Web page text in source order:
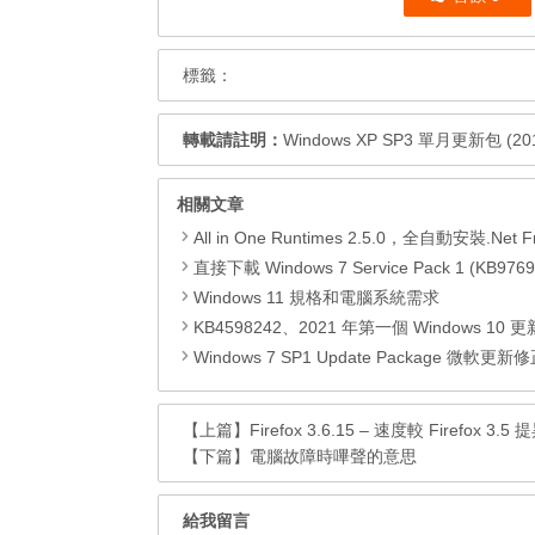
標籤：
轉載請註明： Windows XP SP3 單月更新包
相關文章
All in One Runtimes 2.5.0，全自動安裝.Net Framework、Visual C++、DirectX、Flash
直接下載 Windows 7 Service Pack 1
Windows 11 規格和電腦系統需求
KB4598242、2021 年第一個 Windows 10 更新，改善外部裝置安全性、解決HTTPS安全漏洞、印表機呼叫
Windows 7 SP1 Update Package 微軟更新修正包
【上篇】 Firefox 3.6.15 – 速度較 Firefox 3.5 提
【下篇】 電腦故障時嗶聲的意思
給我留言